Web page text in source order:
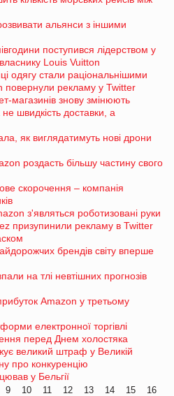
альянси з іншими
поступився лідерством у
Louis Vuitton
одягу стали раціональнішими
повернули рекламу у Twitter
магазинів знову змінюють
швидкість доставки, а
як виглядатимуть нові дрони
роздасть більшу частину свого
скорочення – компанія
з'являться роботизовані руки
призупинили рекламу в Twitter
брендів світу вперше
на тлі невтішних прогнозів
Amazon у третьому
електронної торгівлі
перед Днем холостяка
великий штраф у Великій
про конкуренцію
у Бельгії
9 10 11 12 13 14 15
16